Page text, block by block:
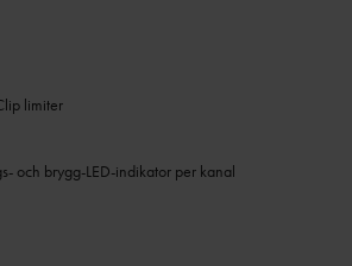
limiter
och brygg-LED-indikator per kanal